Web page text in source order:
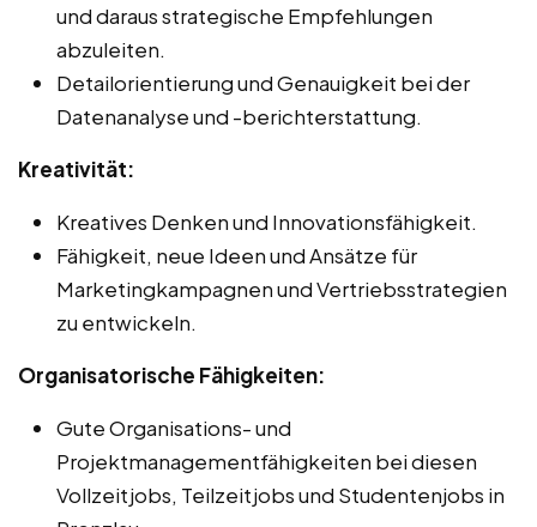
und daraus strategische Empfehlungen
abzuleiten.
Detailorientierung und Genauigkeit bei der
Datenanalyse und -berichterstattung.
Kreativität:
Kreatives Denken und Innovationsfähigkeit.
Fähigkeit, neue Ideen und Ansätze für
Marketingkampagnen und Vertriebsstrategien
zu entwickeln.
Organisatorische Fähigkeiten:
Gute Organisations- und
Projektmanagementfähigkeiten bei diesen
Vollzeitjobs, Teilzeitjobs und Studentenjobs in